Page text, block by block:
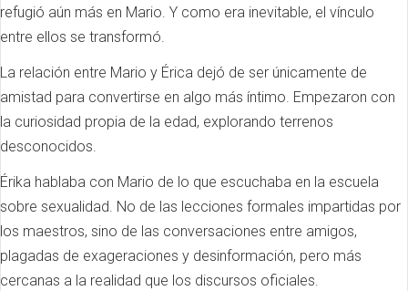
refugió aún más en Mario. Y como era inevitable, el vínculo
entre ellos se transformó.
La relación entre Mario y Érica dejó de ser únicamente de
amistad para convertirse en algo más íntimo. Empezaron con
la curiosidad propia de la edad, explorando terrenos
desconocidos.
Érika hablaba con Mario de lo que escuchaba en la escuela
sobre sexualidad. No de las lecciones formales impartidas por
los maestros, sino de las conversaciones entre amigos,
plagadas de exageraciones y desinformación, pero más
cercanas a la realidad que los discursos oficiales.